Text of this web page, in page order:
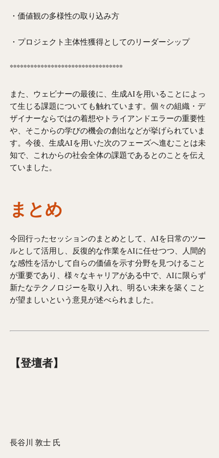
・価値観の多様性の取り込み方
・プロジェクト主体性獲得としてのリーダーシップ
*********************************
また、ウェビナーの最後に、生成AIを用いることによっ
て生じる課題についても触れています。個々の組織・デ
ザイナーならではの着想やトライアンドエラーの重要性
や、そこからの学びの機会の創出などが挙げられていま
す。今後、生成AIを用いた次のフェーズへ進むことは未
知で、これからの社会全体の課題であるとのことを伝え
ていました。
まとめ
今回行ったセッションのまとめとして、AIを日常のツー
ルとして活用し、反復的な作業をAIに任せつつ、人間的
な感性を活かして自らの価値を示す分野を見つけること
が重要であり、様々なキャリアがある中で、AIに限らず
新たなテクノロジーを取り入れ、明るい未来を築くこと
が望ましいという意見が述べられました。
【登壇者】
長谷川 敦士 氏